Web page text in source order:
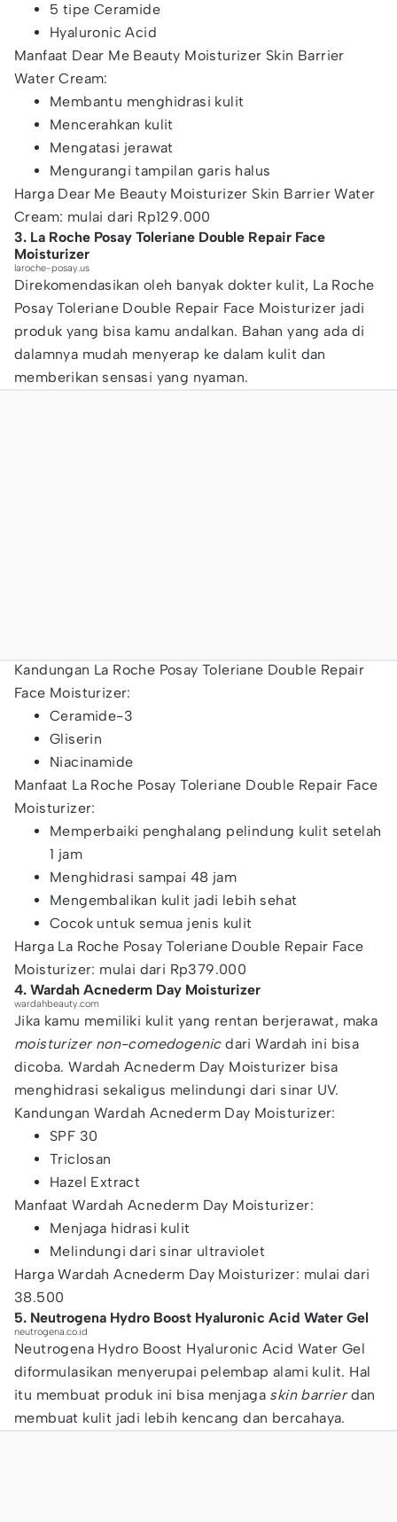
5 tipe Ceramide
Hyaluronic Acid
Manfaat Dear Me Beauty Moisturizer Skin Barrier
Water Cream:
Membantu menghidrasi kulit
Mencerahkan kulit
Mengatasi jerawat
Mengurangi tampilan garis halus
Harga Dear Me Beauty Moisturizer Skin Barrier Water
Cream: mulai dari Rp129.000
3. La Roche Posay Toleriane Double Repair Face
Moisturizer
laroche-posay.us
Direkomendasikan oleh banyak dokter kulit, La Roche
Posay Toleriane Double Repair Face Moisturizer jadi
produk yang bisa kamu andalkan. Bahan yang ada di
dalamnya mudah menyerap ke dalam kulit dan
memberikan sensasi yang nyaman.
Kandungan La Roche Posay Toleriane Double Repair
Face Moisturizer:
Ceramide-3
Gliserin
Niacinamide
Manfaat La Roche Posay Toleriane Double Repair Face
Moisturizer:
Memperbaiki penghalang pelindung kulit setelah
1 jam
Menghidrasi sampai 48 jam
Mengembalikan kulit jadi lebih sehat
Cocok untuk semua jenis kulit
Harga La Roche Posay Toleriane Double Repair Face
Moisturizer: mulai dari Rp379.000
4. Wardah Acnederm Day Moisturizer
wardahbeauty.com
Jika kamu memiliki kulit yang rentan berjerawat, maka
moisturizer non-comedogenicdari Wardah ini bisa
dicoba. Wardah Acnederm Day Moisturizer bisa
menghidrasi sekaligus melindungi dari sinar UV.
Kandungan Wardah Acnederm Day Moisturizer:
SPF 30
Triclosan
Hazel Extract
Manfaat Wardah Acnederm Day Moisturizer:
Menjaga hidrasi kulit
Melindungi dari sinar ultraviolet
Harga Wardah Acnederm Day Moisturizer: mulai dari
38.500
5. Neutrogena Hydro Boost Hyaluronic Acid Water Gel
neutrogena.co.id
Neutrogena Hydro Boost Hyaluronic Acid Water Gel
diformulasikan menyerupai pelembap alami kulit. Hal
itu membuat produk ini bisa menjaga skin barrierdan
membuat kulit jadi lebih kencang dan bercahaya.